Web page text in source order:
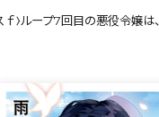
ライトノベ
ロサージュノベルス
文庫 オーバ
ｆ ループ7回目の悪役令嬢